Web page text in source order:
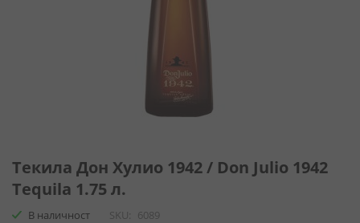
към
началото
на
галерия
Текила Дон Хулио 1942 / Don Julio 1942
Tequila 1.75 л.
В наличност SKU
6089